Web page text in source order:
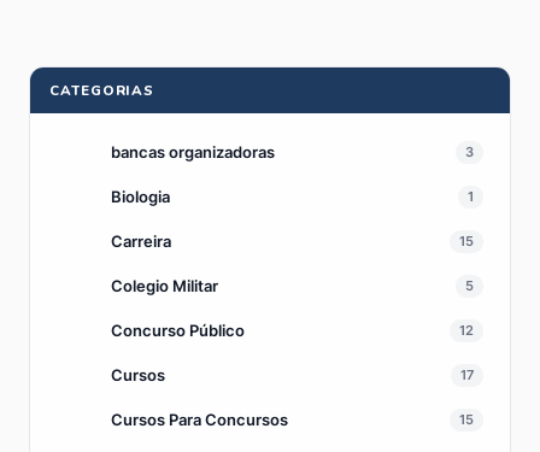
CATEGORIAS
bancas organizadoras 3
Biologia 1
Carreira 15
Colegio Militar 5
Concurso Público 12
Cursos 17
Cursos Para Concursos 15